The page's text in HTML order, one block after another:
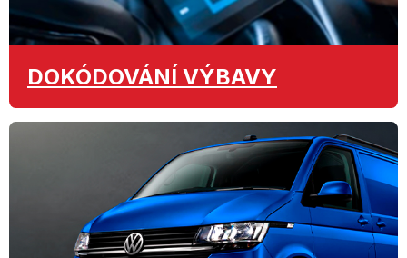
DOKÓDOVÁNÍ VÝBAVY